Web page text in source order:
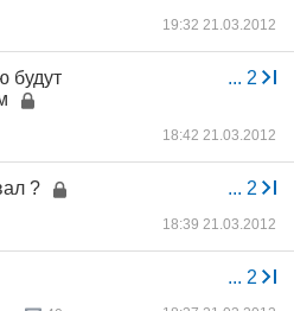
19:32 21.03.2012
... 2
будут
18:42 21.03.2012
... 2
?
18:39 21.03.2012
... 2